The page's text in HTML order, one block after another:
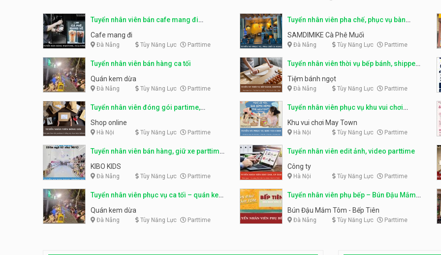
Tuyển nhân viên bán cafe mang đi
parttime, fulltime
Cafe mang đi
Đà Nẵng Tùy Năng Lực Parttime
Tuyển nhân viên pha chế, phục vụ bàn
parttime
SAMDIMIKE Cà Phê Muối
Đà Nẵng Tùy Năng Lực Parttime
Tuyển nhân viên bán hàng ca tối
Quán kem dừa
Đà Nẵng Tùy Năng Lực Parttime
Tuyển nhân viên thời vụ bếp bánh, shipper
parttime
Tiệm bánh ngọt
Đà Nẵng Tùy Năng Lực Parttime
Tuyển nhân viên đóng gói partime,
fulltime
Shop online
Hà Nội Tùy Năng Lực Parttime
Tuyển nhân viên phục vụ khu vui chơi
parttime linh động
Khu vui chơi May Town
Hà Nội Tùy Năng Lực Parttime
Tuyển nhân viên bán hàng, giữ xe parttime
– Kibo Kid
KIBO KIDS
Đà Nẵng Tùy Năng Lực Parttime
Tuyển nhân viên edit ảnh, video parttime
Công ty
Hà Nội Tùy Năng Lực Parttime
Tuyển nhân viên phục vụ ca tối – quán kem
dừa
Quán kem dừa
Đà Nẵng Tùy Năng Lực Parttime
Tuyển nhân viên phụ bếp – Bún Đậu Mắm
Tôm – Bếp Tiên
Bún Đậu Mắm Tôm - Bếp Tiên
Đà Nẵng Tùy Năng Lực Parttime